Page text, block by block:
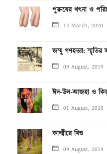
পুরুষের খৎনা ও
13 March, 2020
জম্মু গণহত্যা: স্মৃতির
09 August, 2019
ঈদ-উল-আজহা ও
01 August, 2020
কাশ্মীরে যিশু
09 August, 2019